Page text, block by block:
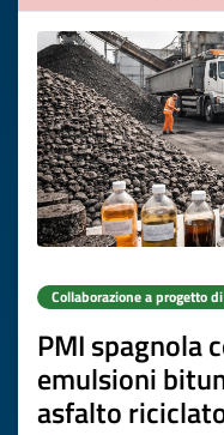
Collaborazione a progetto
PMI spagnola
emulsioni
asfalto